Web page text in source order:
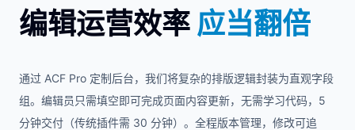
编辑运营效率 应当翻倍
通过 ACF Pro 定制后台，我们将复杂的排版逻辑封装为直观字段
组。编辑员只需填空即可完成页面内容更新，无需学习代码，5
分钟交付（传统插件需 30 分钟）。全程版本管理，修改可追